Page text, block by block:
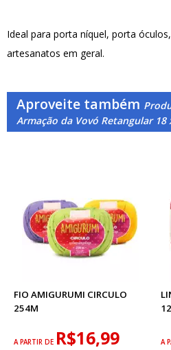
Ideal para porta níquel, porta
artesanatos em geral.
Aproveite também
Armação da Vovó Retangular 18
FIO AMIGURUMI CIRCULO
254M
A PARTIR DE R$16,99 A